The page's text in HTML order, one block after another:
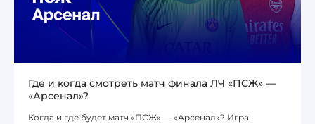
Где и когда смотреть матч финала ЛЧ «ПСЖ» —
«Арсенал»?
Когда и где будет матч «ПСЖ» — «Арсенал»? Игра